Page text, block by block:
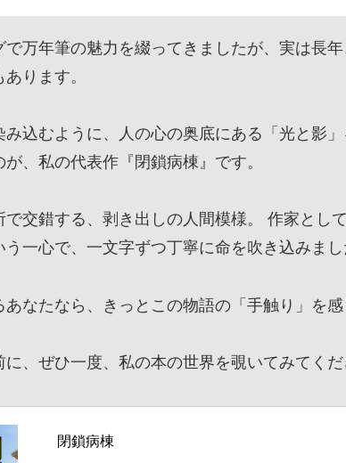
万年筆の魅力を綴ってきましたが、実は長
あります。
込むように、人の心の奥底にある「光と影
、私の代表作『閉鎖病棟』です。
交錯する、剥き出しの人間模様。 作家とし
一心で、一文字ずつ丁寧に命を吹き込みまし
なたなら、きっとこの物語の「手触り」を感
、ぜひ一度、私の本の世界を覗いてみてくだ
閉鎖病棟